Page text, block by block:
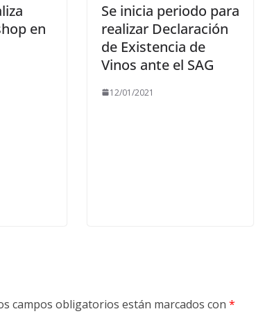
en
Se inicia periodo para
realizar Declaración
de Existencia de
Vinos ante el SAG
12/01/2021
campos obligatorios están marcados con *